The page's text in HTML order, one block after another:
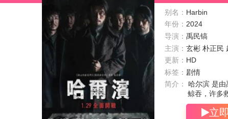
别名： Harbin
年份： 2024
导演： 禹民镐
主演： 玄彬 朴正民
更新： HD
标签： 剧情
简介：
哈尔滨 是
鲸吞，许多
立